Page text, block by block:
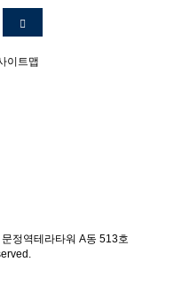
이트맵
정역테라타워 A동 513호